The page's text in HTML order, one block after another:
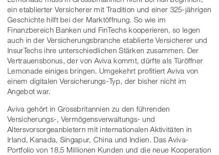
ein etablierter Versicherer mit Tradition und einer 325-jährigen
Geschichte hilft bei der Marktöffnung. So wie im
Finanzbereich Banken und FinTechs kooperieren, so legen
auch in der Versicherungsbranche etablierte Versicherer und
InsurTechs ihre unterschiedlichen Stärken zusammen. Der
Vertrauensbonus, der von Aviva kommt, dürfte als Türöffner
Lemonade einiges bringen. Umgekehrt profitiert Aviva von
einem digitalen Versicherungs-Typ, der bisher nicht im
Angebot war.
Aviva gehört in Grossbritannien zu den führenden
Versicherungs-, Vermögensverwaltungs- und
Altersvorsorgeanbietern mit internationalen Aktivitäten in
Irland, Kanada, Singapur, China und Indien. Das Aviva-
Portfolio von 18.5 Millionen Kunden und die neue Kooperation